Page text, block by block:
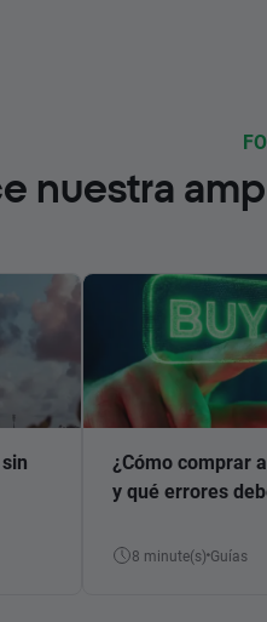
nuestra
¿Cómo comprar
y qué errores
8 minute(s) Guías